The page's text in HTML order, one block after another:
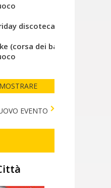
discoteca del cuore
(corsa dei bambini)
MOSTRARE
EVENTO